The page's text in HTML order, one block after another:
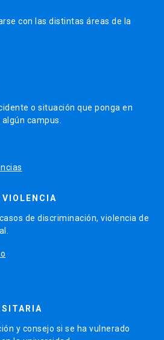
con las distintas áreas de la
o situación que ponga en
campus.
de discriminación, violencia de
y consejo si se ha vulnerado